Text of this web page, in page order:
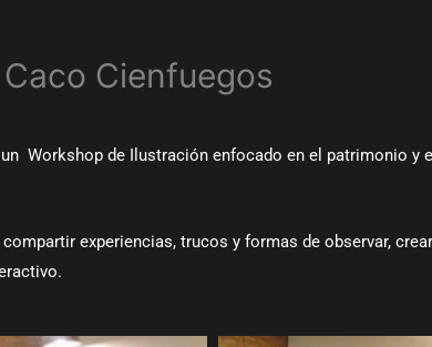
Cienfuegos
Workshop de Ilustración enfocado en el patrimonio y
experiencias, trucos y formas de observar,